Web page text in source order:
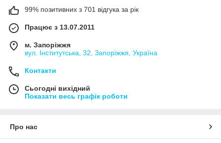
99% позитивних з 701 відгука за рік
Працює з 13.07.2011
м. Запоріжжя
вул. Інститутська, 32, Запоріжжя, Україна
Контакти
Сьогодні вихідний
Показати весь графік роботи
Про нас